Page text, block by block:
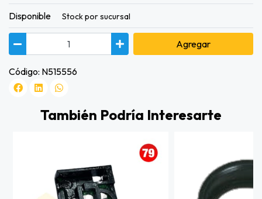
Disponible Stock por sucursal
Agregar
Código: N515556
También Podría Interesarte